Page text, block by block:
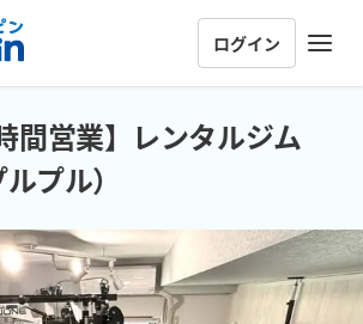
ログイン
間営業】レンタルジム
プル）